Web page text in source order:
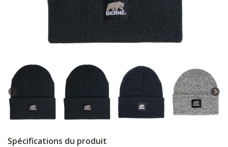
Spécifications du produit